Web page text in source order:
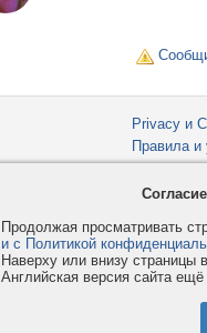
Privacy и
Правила и
Продолжая просматривать
и с Политикой
Наверху или внизу страницы
Английская версия сайта